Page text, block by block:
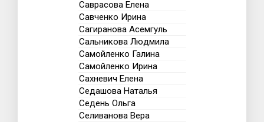
Саврасова Елена
Савченко Ирина
Сагиранова Асемгуль
Сальникова Людмила
Самойленко Галина
Самойленко Ирина
Сахневич Елена
Седашова Наталья
Седень Ольга
Селиванова Вера